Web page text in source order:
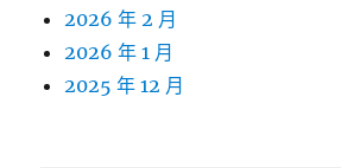
2026 年 2 月
2026 年 1 月
2025 年 12 月